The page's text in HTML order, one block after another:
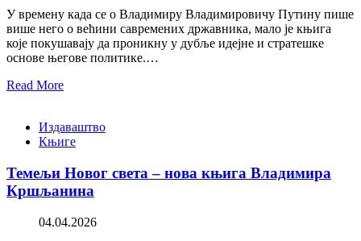
У времену када се о Владимиру Владимировичу Путину пише
више него о већини савремених државника, мало је књига
које покушавају да проникну у дубље идејне и стратешке
основе његове политике.…
Read More
Издаваштво
Књиге
Темељи Новог света – нова књига Владимира
Кршљанина
04.04.2026